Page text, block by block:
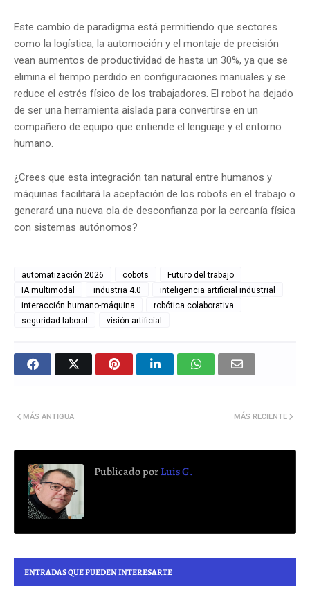
Este cambio de paradigma está permitiendo que sectores
como la logística, la automoción y el montaje de precisión
vean aumentos de productividad de hasta un 30%, ya que se
elimina el tiempo perdido en configuraciones manuales y se
reduce el estrés físico de los trabajadores. El robot ha dejado
de ser una herramienta aislada para convertirse en un
compañero de equipo que entiende el lenguaje y el entorno
humano.
¿Crees que esta integración tan natural entre humanos y
máquinas facilitará la aceptación de los robots en el trabajo o
generará una nueva ola de desconfianza por la cercanía física
con sistemas autónomos?
automatización 2026 cobots
Futuro del trabajo
IA multimodal
industria 4.0
inteligencia artificial industrial
interacción humano-máquina
robótica colaborativa
seguridad laboral
visión artificial
MÁS RECIENTE
MÁS ANTIGUA
Publicado porLuis G.
ENTRADAS QUE PUEDEN INTERESARTE